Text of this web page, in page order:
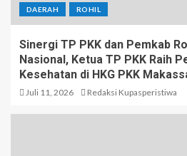
DAERAH ROHIL
Sinergi TP PKK dan Pemkab
Nasional, Ketua TP PKK Raih
Kesehatan di HKG PKK
Juli 11, 2026 Redaksi Kupasperistiwa